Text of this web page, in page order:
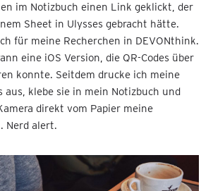
im Notizbuch einen Link geklickt, der
Sheet in Ulysses gebracht hätte.
für meine Recherchen in DEVONthink.
eine iOS Version, die QR-Codes über
konnte. Seitdem drucke ich meine
aus, klebe sie in mein Notizbuch und
direkt vom Papier meine
Nerd alert.